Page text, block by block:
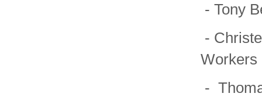
- Tony
-
Workers
-